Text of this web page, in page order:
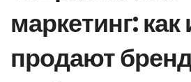
маркетинг:
продают